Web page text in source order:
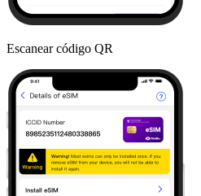
Escanear código QR